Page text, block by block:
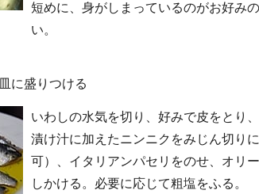
短めに、身がしまっているのがお好み
い。
に盛りつける
いわしの水気を切り、好みで皮をとり、
漬け汁に加えたニンニクをみじん切り
可）、イタリアンパセリをのせ、オリ
しかける。必要に応じて粗塩をふる。